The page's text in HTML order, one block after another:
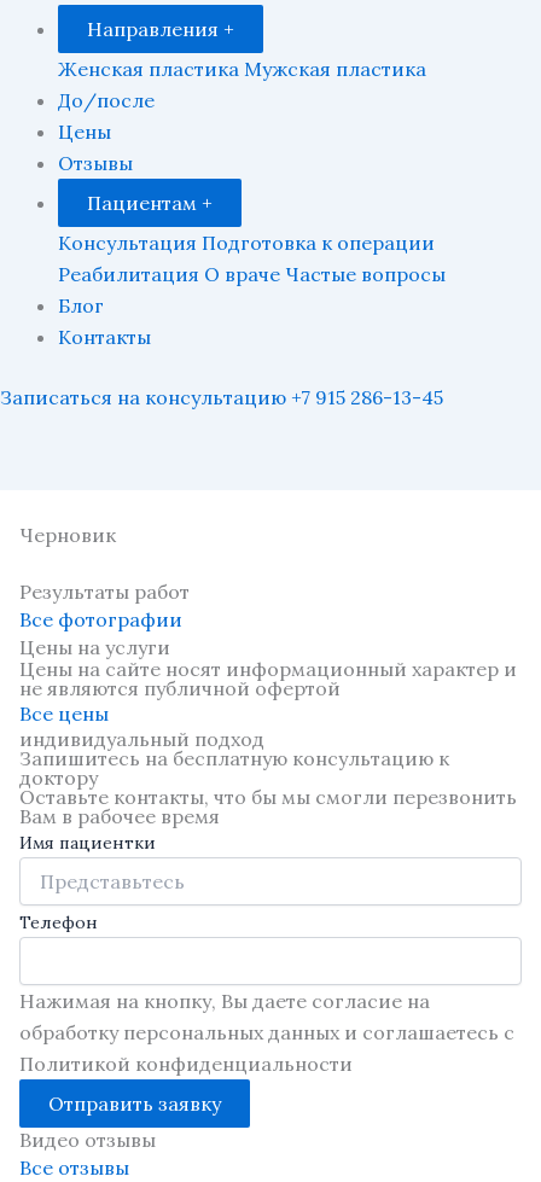
Отопластика
Липофилинг лица
Маммопластика после родов
Липофилинг
Пластика рук
Пластика бёдер
Абдоминопластика у мужчин
Блефаропластика у мужчин
Ринопластика у мужчин
Пластика живота после родов
Абдоминопластика после родов
Устранение диастаза
Маммопластика после родов
Липосакция после родов
Лабиопластика
Интимная пластика после родов
Коррекция малых половых губ
Направления +
Женская пластика Мужская пластика
До/после
Цены
Отзывы
Пациентам +
Консультация Подготовка к операции
Реабилитация О враче Частые вопросы
Блог
Контакты
Записаться на консультацию +7 915 286-13-45
Черновик
Результаты работ
Все фотографии
Цены на услуги
Цены на сайте носят информационный характер и
не являются публичной офертой
Все цены
индивидуальный подход
Запишитесь на бесплатную консультацию к
доктору
Оставьте контакты, что бы мы смогли перезвонить
Вам в рабочее время
Имя пациентки
Телефон
Нажимая на кнопку, Вы даете согласие на
обработку персональных данных и соглашаетесь с
Политикой конфиденциальности
Отправить заявку
Видео отзывы
Все отзывы